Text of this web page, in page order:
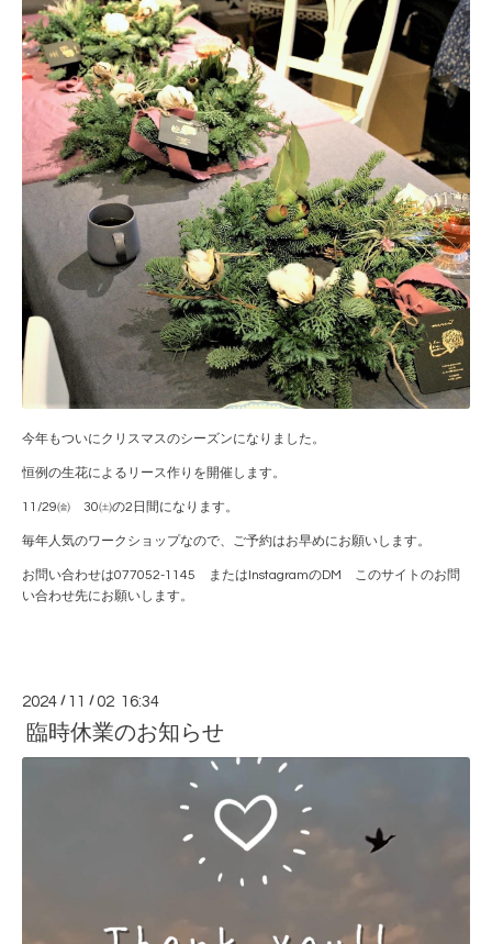
今年もついにクリスマスのシーズンになりました。
恒例の生花によるリース作りを開催します。
11/29㈮ 30㈯の2日間になります。
毎年人気のワークショップなので、ご予約はお早めにお願いします。
お問い合わせは077052-1145 またはInstagramのDM このサイトのお問
い合わせ先にお願いします。
2024 / 11 /02 16:34
臨時休業のお知らせ